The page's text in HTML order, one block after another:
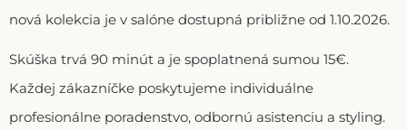
nová kolekcia je v salóne dostupná približne od 1.10.2026.
Skúška trvá 90 minút a je spoplatnená sumou 15€.
Každej zákazníčke poskytujeme individuálne
profesionálne poradenstvo, odbornú asistenciu a styling.